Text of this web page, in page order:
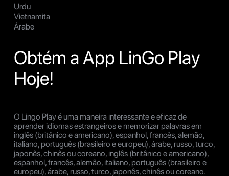
Urdu
Vietnamita
Árabe
Obtém a App LinGo Play
Hoje!
O Lingo Play é uma maneira interessante e eficaz de
aprender idiomas estrangeiros e memorizar palavras em
inglês (britânico e americano), espanhol, francês, alemão,
italiano, português (brasileiro e europeu), árabe, russo, turco,
japonês, chinês ou coreano, inglês (britânico e americano),
espanhol, francês, alemão, italiano, português (brasileiro e
europeu), árabe, russo, turco, japonês, chinês ou coreano.